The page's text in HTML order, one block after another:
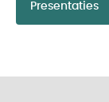
Presentaties